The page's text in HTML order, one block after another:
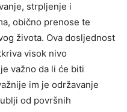
strpljenje i
obično prenose te
života. Ova dosljednost
visok nivo
važno da li će biti
im je održavanje
od površnih